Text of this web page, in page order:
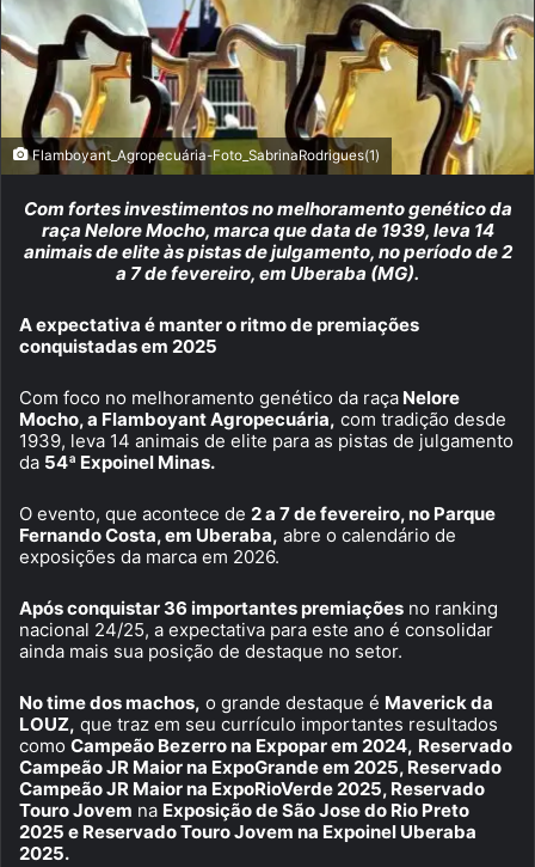
Flamboyant_Agropecuária-Foto_SabrinaRodrigues(1)
Com fortes investimentos no melhoramento genético da
raça Nelore Mocho, marca que data de 1939, leva 14
animais de elite às pistas de julgamento, no período de 2
a 7 de fevereiro, em Uberaba (MG).
A expectativa é manter o ritmo de premiações
conquistadas em 2025
Com foco no melhoramento genético da raça Nelore
Mocho, a Flamboyant Agropecuária, com tradição desde
1939, leva 14 animais de elite para as pistas de julgamento
da 54ª Expoinel Minas.
O evento, que acontece de 2 a 7 de fevereiro, no Parque
Fernando Costa, em Uberaba, abre o calendário de
exposições da marca em 2026.
Após conquistar 36 importantes premiações no ranking
nacional 24/25, a expectativa para este ano é consolidar
ainda mais sua posição de destaque no setor.
No time dos machos, o grande destaque é Maverick da
LOUZ, que traz em seu currículo importantes resultados
como Campeão Bezerro na Expopar em 2024, Reservado
Campeão JR Maior na ExpoGrande em 2025, Reservado
Campeão JR Maior na ExpoRioVerde 2025, Reservado
Touro Jovem na Exposição de São Jose do Rio Preto
2025 e Reservado Touro Jovem na Expoinel Uberaba
2025.